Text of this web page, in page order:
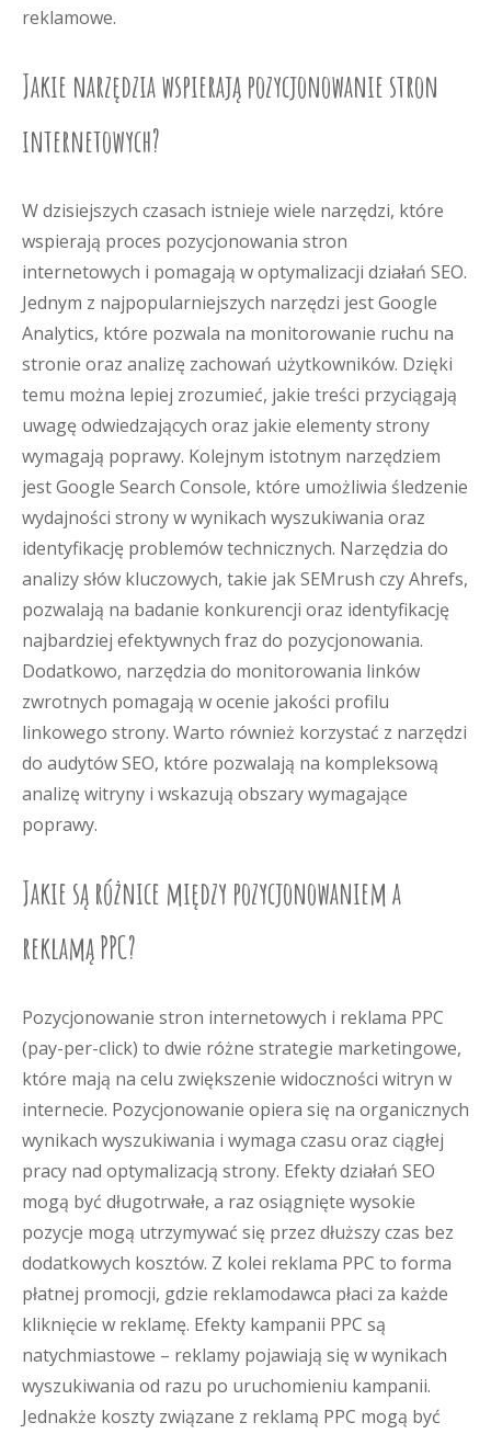
reklamowe.
Jakie narzędzia wspierają pozycjonowanie stron
internetowych?
W dzisiejszych czasach istnieje wiele narzędzi, które
wspierają proces pozycjonowania stron
internetowych i pomagają w optymalizacji działań SEO.
Jednym z najpopularniejszych narzędzi jest Google
Analytics, które pozwala na monitorowanie ruchu na
stronie oraz analizę zachowań użytkowników. Dzięki
temu można lepiej zrozumieć, jakie treści przyciągają
uwagę odwiedzających oraz jakie elementy strony
wymagają poprawy. Kolejnym istotnym narzędziem
jest Google Search Console, które umożliwia śledzenie
wydajności strony w wynikach wyszukiwania oraz
identyfikację problemów technicznych. Narzędzia do
analizy słów kluczowych, takie jak SEMrush czy Ahrefs,
pozwalają na badanie konkurencji oraz identyfikację
najbardziej efektywnych fraz do pozycjonowania.
Dodatkowo, narzędzia do monitorowania linków
zwrotnych pomagają w ocenie jakości profilu
linkowego strony. Warto również korzystać z narzędzi
do audytów SEO, które pozwalają na kompleksową
analizę witryny i wskazują obszary wymagające
poprawy.
Jakie są różnice między pozycjonowaniem a
reklamą PPC?
Pozycjonowanie stron internetowych i reklama PPC
(pay-per-click) to dwie różne strategie marketingowe,
które mają na celu zwiększenie widoczności witryn w
internecie. Pozycjonowanie opiera się na organicznych
wynikach wyszukiwania i wymaga czasu oraz ciągłej
pracy nad optymalizacją strony. Efekty działań SEO
mogą być długotrwałe, a raz osiągnięte wysokie
pozycje mogą utrzymywać się przez dłuższy czas bez
dodatkowych kosztów. Z kolei reklama PPC to forma
płatnej promocji, gdzie reklamodawca płaci za każde
kliknięcie w reklamę. Efekty kampanii PPC są
natychmiastowe – reklamy pojawiają się w wynikach
wyszukiwania od razu po uruchomieniu kampanii.
Jednakże koszty związane z reklamą PPC mogą być